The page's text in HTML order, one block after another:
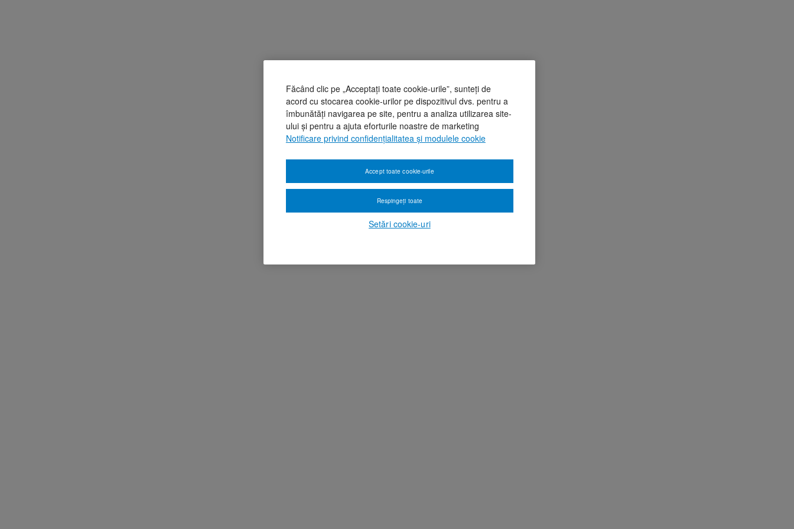
Făcând clic pe „Acceptați toate cookie-urile”, sunteți de
acord cu stocarea cookie-urilor pe dispozitivul dvs. pentru a
îmbunătăți navigarea pe site, pentru a analiza utilizarea site-
ului și pentru a ajuta eforturile noastre de marketing
Notificare privind confidențialitatea și modulele cookie
Setări cookie-uri
Respingeți toate
Accept toate cookie-urile